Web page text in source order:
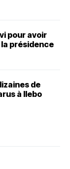
pour avoir
présidence
de
à Ilebo